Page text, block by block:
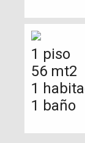
1 piso
56 mt2
1
1 baño